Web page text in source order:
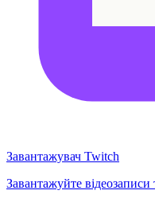
Завантажувач Twitch
Завантажуйте відеозаписи